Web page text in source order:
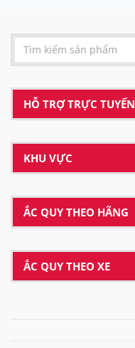
HỖ TRỢ TRỰC TUYẾN
KHU VỰC
ẮC QUY THEO HÃNG
ẮC QUY THEO XE